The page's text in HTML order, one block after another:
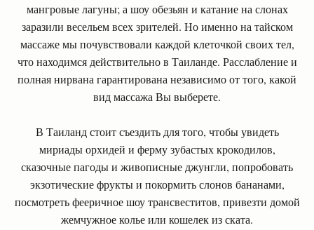
мангровые лагуны; а шоу обезьян и катание на слонах
заразили весельем всех зрителей. Но именно на тайском
массаже мы почувствовали каждой клеточкой своих тел,
что находимся действительно в Таиланде. Расслабление и
полная нирвана гарантирована независимо от того, какой
вид массажа Вы выберете.
В Таиланд стоит съездить для того, чтобы увидеть
мириады орхидей и ферму зубастых крокодилов,
сказочные пагоды и живописные джунгли, попробовать
экзотические фрукты и покормить слонов бананами,
посмотреть фееричное шоу трансвеститов, привезти домой
жемчужное колье или кошелек из ската.